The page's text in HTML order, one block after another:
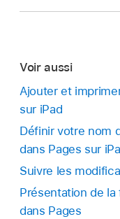
surlignage.
Remarque :si
d’autres
vous pouvez
autre
surlignage, le
surlignage
du
Voir aussi
Ajouter et
sur iPad
Définir votre nom
dans Pages sur
Suivre les
Présentation de
dans Pages